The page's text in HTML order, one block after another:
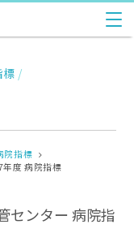
標 /
院指標
年度 病院指標
センター病院指